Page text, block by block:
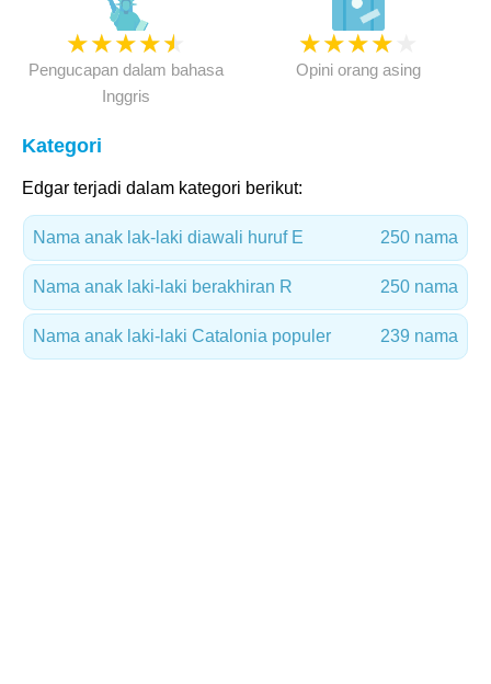
★★★★★
Pengucapan dalam bahasa
Inggris
★★★★
Opini orang asing
Kategori
Edgar terjadi dalam kategori berikut:
Nama anak lak-laki diawali huruf E 250 nama
Nama anak laki-laki berakhiran R 250 nama
Nama anak laki-laki Catalonia populer 239 nama